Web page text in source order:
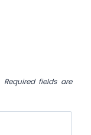
Required fields are